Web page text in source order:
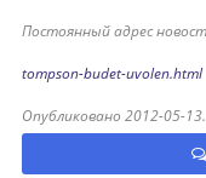
Постоянный адрес
tompson-budet-uvolen.html
Опубликовано 2012-05-13.